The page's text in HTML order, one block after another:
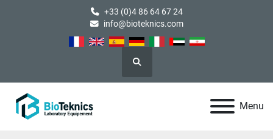
+33 (0)4 86 64 67 24
info@bioteknics.com
Rechercher
Menu